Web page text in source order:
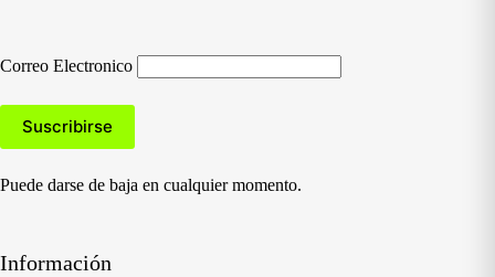
Correo Electronico
Puede darse de baja en cualquier momento.
Información